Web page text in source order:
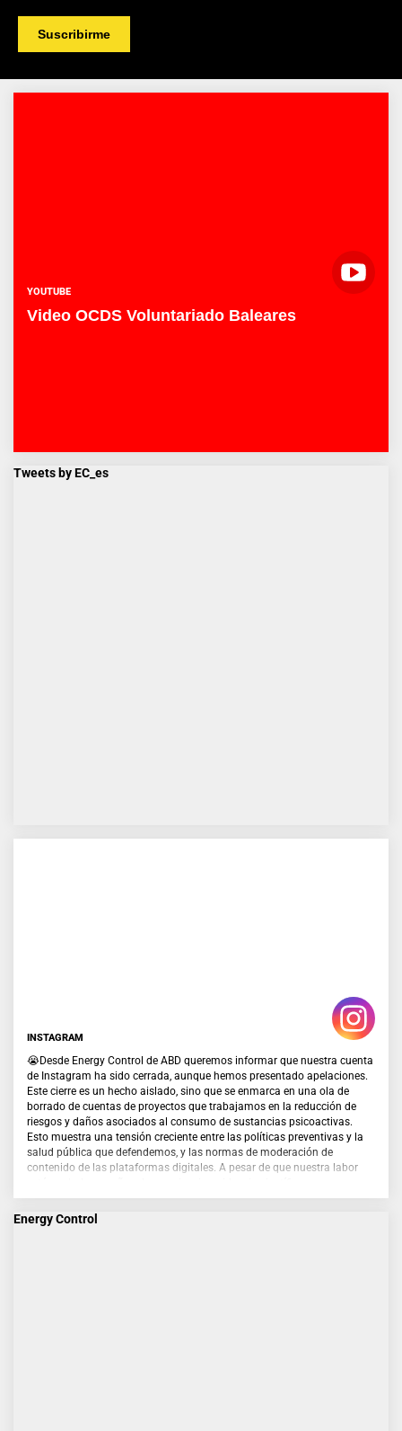
YOUTUBE
Video OCDS Voluntariado Baleares
Tweets by EC_es
INSTAGRAM
😭Desde Energy Control de ABD queremos informar que nuestra cuenta
de Instagram ha sido cerrada, aunque hemos presentado apelaciones.
Este cierre es un hecho aislado, sino que se enmarca en una ola de
borrado de cuentas de proyectos que trabajamos en la reducción de
riesgos y daños asociados al consumo de sustancias psicoactivas.
Esto muestra una tensión creciente entre las políticas preventivas y la
salud pública que defendemos, y las normas de moderación de
contenido de las plataformas digitales. A pesar de que nuestra labor
reconocimiento de administraciones públicas, otros proyectos y la
comunidad internacional, los algoritmos y decisiones unilaterales de
estas plataformas están provocando censura en contenidos
Energy Control